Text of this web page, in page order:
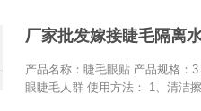
厂家批发嫁接睫毛隔离
产品名称：睫毛眼贴 产品规格：
眼睫毛人群 使用方法： 1、清洁